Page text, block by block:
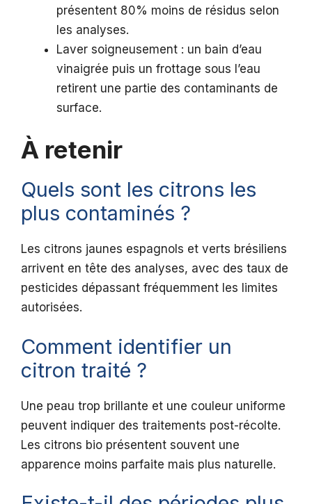
présentent 80% moins de résidus selon
les analyses.
Laver soigneusement : un bain d’eau
vinaigrée puis un frottage sous l’eau
retirent une partie des contaminants de
surface.
À retenir
Quels sont les citrons les
plus contaminés ?
Les citrons jaunes espagnols et verts brésiliens
arrivent en tête des analyses, avec des taux de
pesticides dépassant fréquemment les limites
autorisées.
Comment identifier un
citron traité ?
Une peau trop brillante et une couleur uniforme
peuvent indiquer des traitements post-récolte.
Les citrons bio présentent souvent une
apparence moins parfaite mais plus naturelle.